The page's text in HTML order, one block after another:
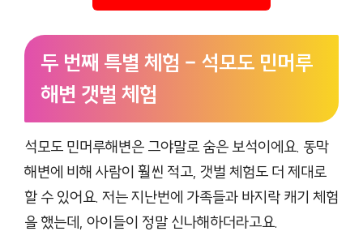
두 번째 특별 체험 – 석모도 민머루
해변 갯벌 체험
석모도 민머루해변은 그야말로 숨은 보석이에요. 동막
해변에 비해 사람이 훨씬 적고, 갯벌 체험도 더 제대로
할 수 있어요. 저는 지난번에 가족들과 바지락 캐기 체험
을 했는데, 아이들이 정말 신나해하더라고요.